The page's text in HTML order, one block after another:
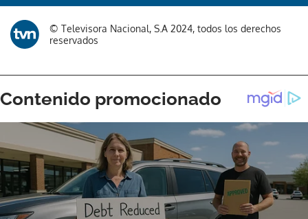
© Televisora Nacional, S.A 2024, todos los derechos
reservados